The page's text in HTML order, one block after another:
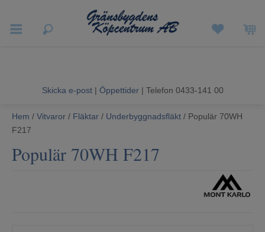
Sommarrea
Vitvaror
Ljud & Bild
Skicka e-post | Öppettider| Telefon 0433-141 00
Hem / Vitvaror / Fläktar / Underbyggnadsfläkt / Populär 70WH
F217
Populär 70WH F217